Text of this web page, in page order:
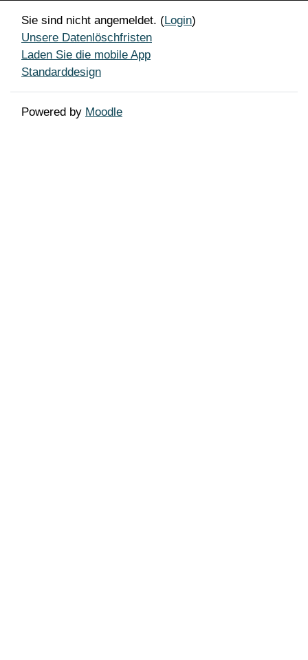
Sie sind nicht angemeldet. (Login)
Unsere Datenlöschfristen
Laden Sie die mobile App
Standarddesign
Powered by Moodle